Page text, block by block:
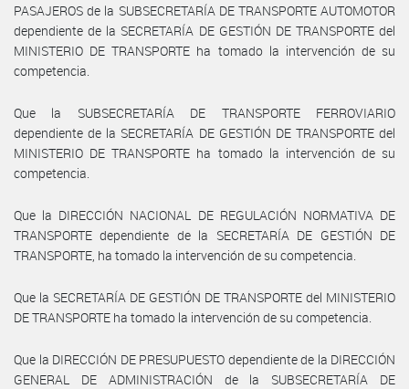
PASAJEROS de la SUBSECRETARÍA DE TRANSPORTE AUTOMOTOR
dependiente de la SECRETARÍA DE GESTIÓN DE TRANSPORTE del
MINISTERIO DE TRANSPORTE ha tomado la intervención de su
competencia.
Que la SUBSECRETARÍA DE TRANSPORTE FERROVIARIO
dependiente de la SECRETARÍA DE GESTIÓN DE TRANSPORTE del
MINISTERIO DE TRANSPORTE ha tomado la intervención de su
competencia.
Que la DIRECCIÓN NACIONAL DE REGULACIÓN NORMATIVA DE
TRANSPORTE dependiente de la SECRETARÍA DE GESTIÓN DE
TRANSPORTE, ha tomado la intervención de su competencia.
Que la SECRETARÍA DE GESTIÓN DE TRANSPORTE del MINISTERIO
DE TRANSPORTE ha tomado la intervención de su competencia.
Que la DIRECCIÓN DE PRESUPUESTO dependiente de la DIRECCIÓN
GENERAL DE ADMINISTRACIÓN de la SUBSECRETARÍA DE